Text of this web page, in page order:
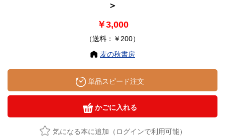
＞
￥3,000
（送料：￥200）
麦の秋書房
単品スピード注文
かごに入れる
気になる本に追加（ログインで利用可能）